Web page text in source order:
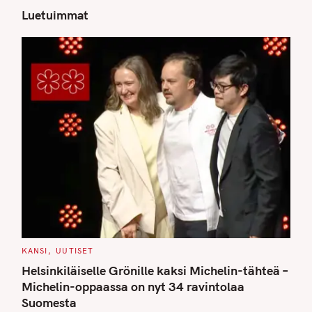
Luetuimmat
C
T
E
G
O
R
I
KANSI UUTISET
Helsinkiläiselle Grönille kaksi Michelin-tähteä –
Michelin-oppaassa on nyt 34 ravintolaa
Suomesta
S
e
a